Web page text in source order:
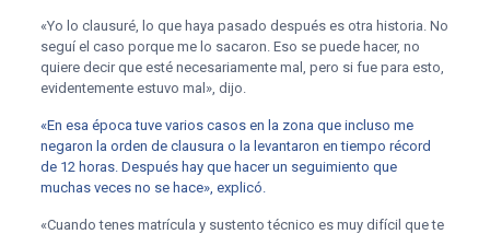
«Yo lo clausuré, lo que haya pasado después es otra historia. No
seguí el caso porque me lo sacaron. Eso se puede hacer, no
quiere decir que esté necesariamente mal, pero si fue para esto,
evidentemente estuvo mal», dijo.
«En esa época tuve varios casos en la zona que incluso me
negaron la orden de clausura o la levantaron en tiempo récord
de 12 horas. Después hay que hacer un seguimiento que
muchas veces no se hace», explicó.
«Cuando tenes matrícula y sustento técnico es muy difícil que te